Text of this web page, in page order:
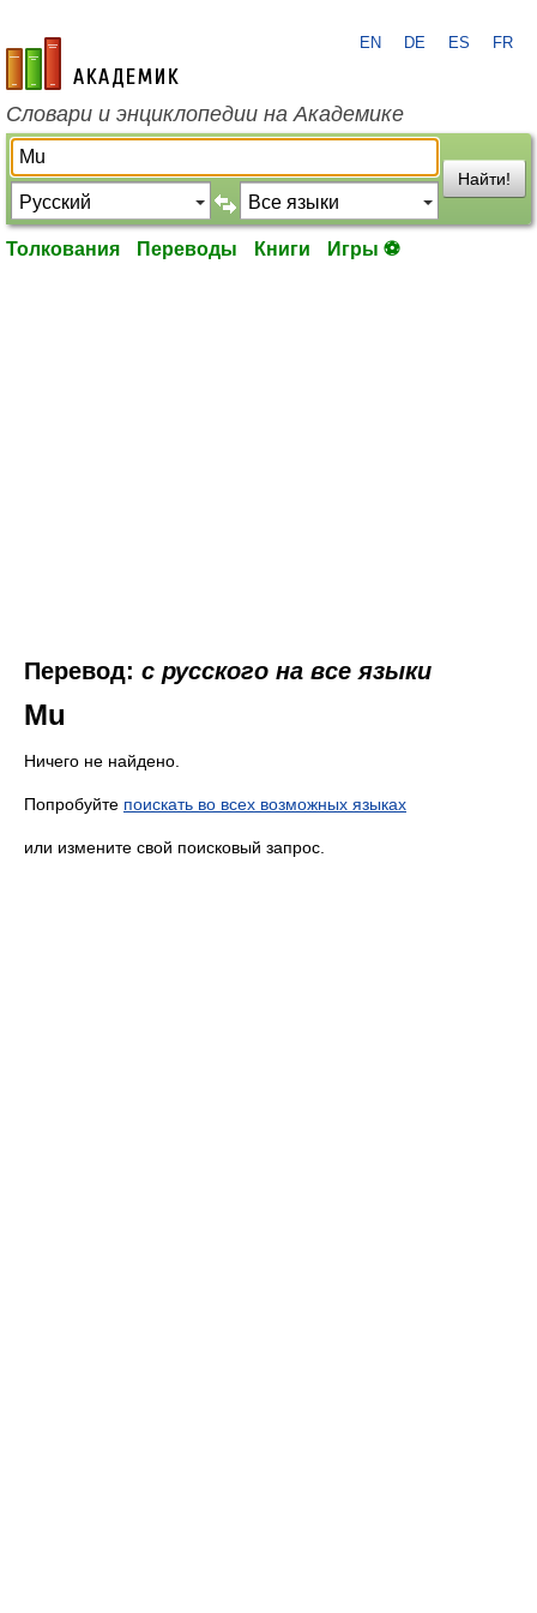
academic.ru
EN DE ES FR
Словари и энциклопедии на Академике
Найти!
Толкования Переводы Книги Игры ⚽
Перевод: с русского на все языки
Mu
Ничего не найдено.
Попробуйте поискать во всех возможных языках
или измените свой поисковый запрос.